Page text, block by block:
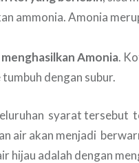
ammonia. Amonia
Amonia.
dengan subur.
syarat tersebut
air akan menjadi
hijau adalah dengan